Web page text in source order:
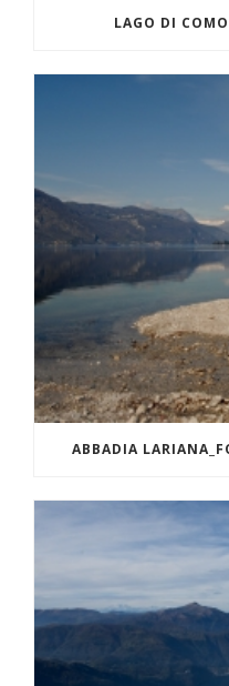
LAGO DI
ABBADIA